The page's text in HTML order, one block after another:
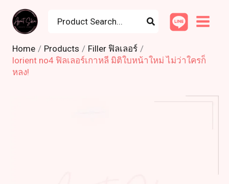
content
for:
Home Products
Filler ฟิลเลอร์
lorient no4 ฟิลเลอร์เกาหลี มิติใบหน้าใหม่ ไม่ว่าใครก็
หลง!